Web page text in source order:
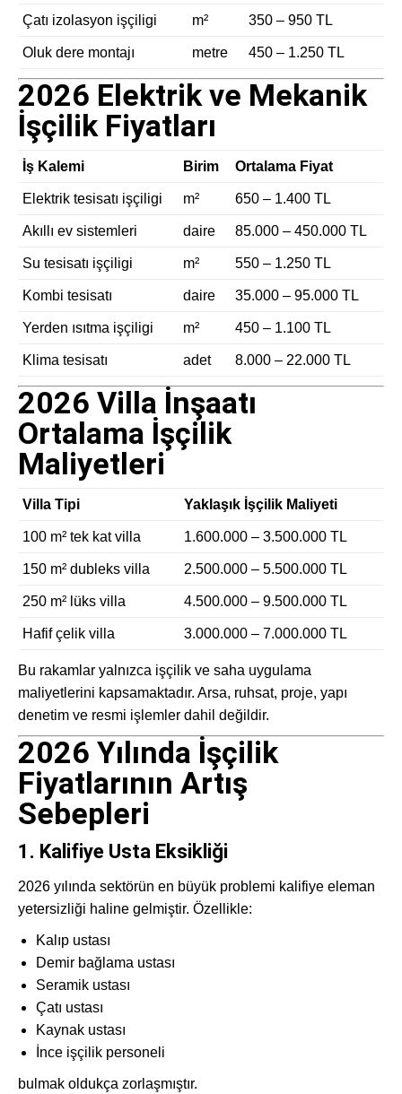
Çatı izolasyon işçiligi m² 350 – 950 TL
Oluk dere montajı metre 450 – 1.250 TL
2026 Elektrik ve Mekanik
İşçilik Fiyatları
İş Kalemi Birim Ortalama Fiyat
Elektrik tesisatı işçiligi m² 650 – 1.400 TL
Akıllı ev sistemleri daire 85.000 – 450.000 TL
Su tesisatı işçiligi m² 550 – 1.250 TL
Kombi tesisatı daire 35.000 – 95.000 TL
Yerden ısıtma işçiligi m² 450 – 1.100 TL
Klima tesisatı adet 8.000 – 22.000 TL
2026 Villa İnşaatı
Ortalama İşçilik
Maliyetleri
Villa Tipi Yaklaşık İşçilik Maliyeti
100 m² tek kat villa 1.600.000 – 3.500.000 TL
150 m² dubleks villa 2.500.000 – 5.500.000 TL
250 m² lüks villa 4.500.000 – 9.500.000 TL
Hafif çelik villa 3.000.000 – 7.000.000 TL
Bu rakamlar yalnızca işçilik ve saha uygulama
maliyetlerini kapsamaktadır. Arsa, ruhsat, proje, yapı
denetim ve resmi işlemler dahil değildir.
2026 Yılında İşçilik
Fiyatlarının Artış
Sebepleri
1. Kalifiye Usta Eksikliği
2026 yılında sektörün en büyük problemi kalifiye eleman
yetersizliği haline gelmiştir. Özellikle:
Kalıp ustası
Demir bağlama ustası
Seramik ustası
Çatı ustası
Kaynak ustası
İnce işçilik personeli
bulmak oldukça zorlaşmıştır.